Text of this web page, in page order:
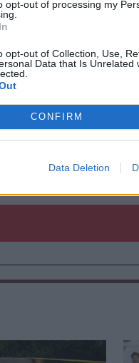
opt-out of processing my
opt-out of Collection, Use,
Data that Is Unrelated
CONFIRM
Data Deletion
kórházba –